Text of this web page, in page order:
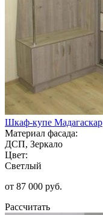
Шкаф-купе Мадагаскар
Материал фасада:
ДСП, Зеркало
Цвет:
Светлый
от 87 000 руб.
Рассчитать